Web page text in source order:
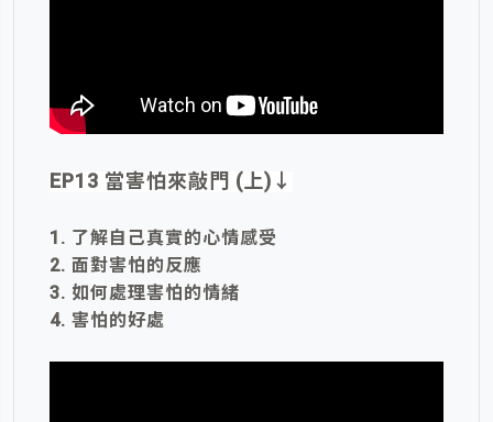
EP13 當害怕來敲門 (上) ↓
1. 了解自己真實的心情感受
2. 面對害怕的反應
3. 如何處理害怕的情緒
4. 害怕的好處